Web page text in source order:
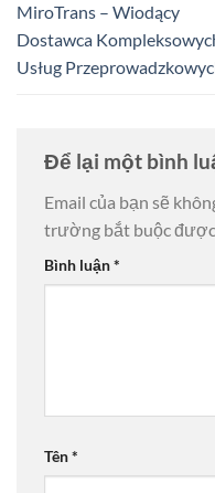
MiroTrans – Wiodący
Dostawca
Usług
Để lại một bình
Email của bạn sẽ
trường bắt buộc
Bình luận*
Tên*